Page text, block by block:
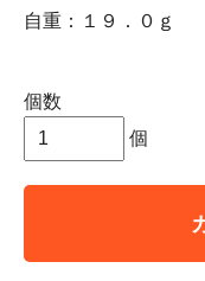
自重：１９．０ｇ
個数
個